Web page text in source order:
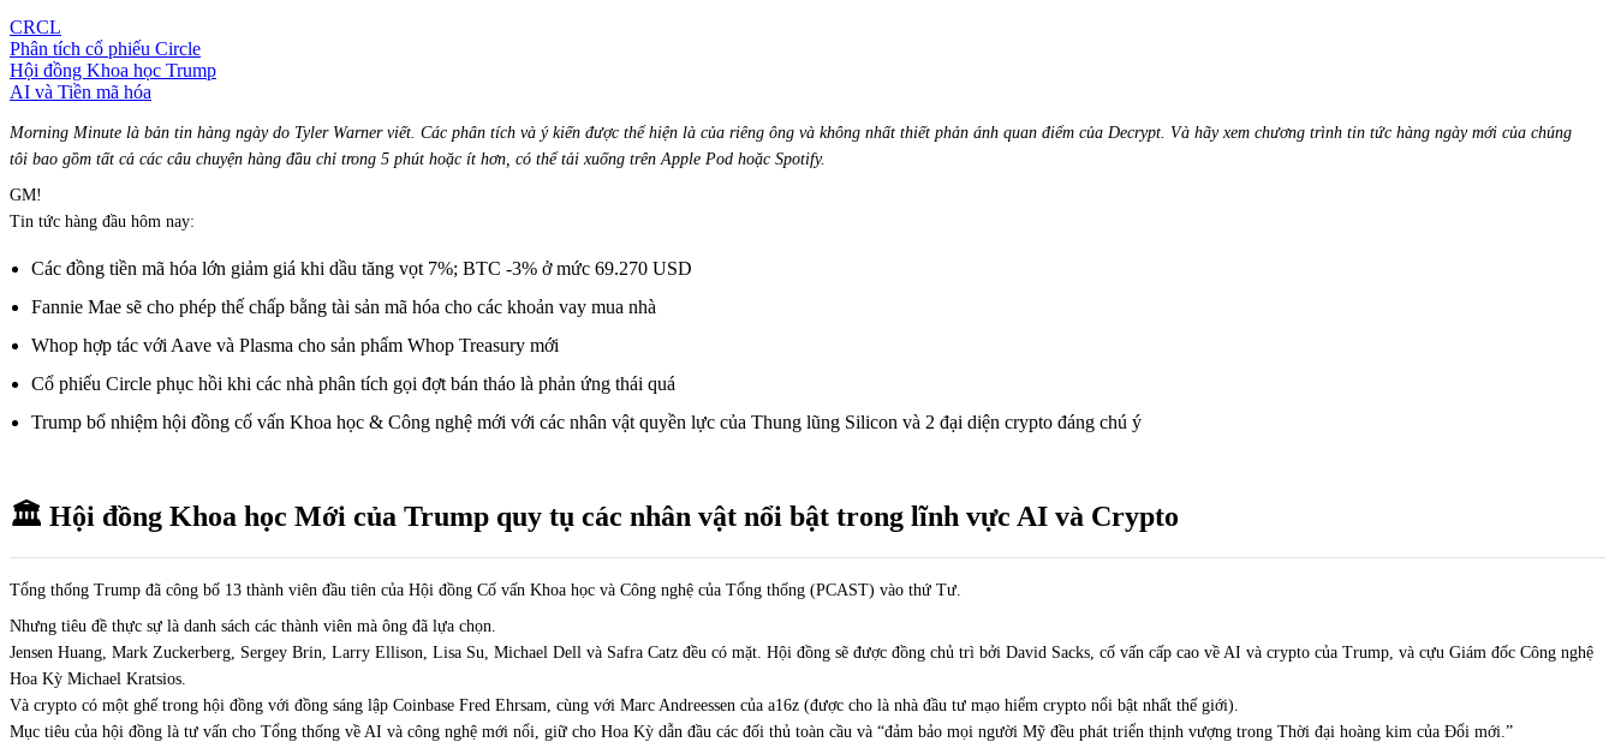
CRCL
Phân tích cổ phiếu Circle
Hội đồng Khoa học Trump
AI và Tiền mã hóa
Morning Minute là bản tin hàng ngày do Tyler Warnerviết. Các phân tích và ý kiến được thể hiện là của riêng ông và không nhất thiết phản ánh quan điểm của Decrypt. Và hãy xem chương trình tin tức hàng ngày mới của chúng
tôi bao gồm tất cả các câu chuyện hàng đầu chỉ trong 5 phút hoặc ít hơn, có thể tải xuống trên Apple Pod hoặc Spotify.
GM!
Tin tức hàng đầu hôm nay:
Các đồng tiền mã hóa lớn giảm giá khi dầu tăng vọt 7%; BTC -3% ở mức 69.270 USD
Fannie Mae sẽ cho phép thế chấp bằng tài sản mã hóa cho các khoản vay mua nhà
Whop hợp tác với Aave và Plasma cho sản phẩm Whop Treasury mới
Cổ phiếu Circle phục hồi khi các nhà phân tích gọi đợt bán tháo là phản ứng thái quá
Trump bổ nhiệm hội đồng cố vấn Khoa học & Công nghệ mới với các nhân vật quyền lực của Thung lũng Silicon và 2 đại diện crypto đáng chú ý
🏛️ Hội đồng Khoa học Mới của Trump quy tụ các nhân vật nổi bật trong lĩnh vực AI và Crypto
Tổng thống Trump đã công bố 13 thành viên đầu tiên của Hội đồng Cố vấn Khoa học và Công nghệ của Tổng thống (PCAST) vào thứ Tư.
Nhưng tiêu đề thực sự là danh sách các thành viên mà ông đã lựa chọn.
Jensen Huang, Mark Zuckerberg, Sergey Brin, Larry Ellison, Lisa Su, Michael Dell và Safra Catz đều có mặt. Hội đồng sẽ được đồng chủ trì bởi David Sacks, cố vấn cấp cao về AI và crypto của Trump, và cựu Giám đốc Công nghệ
Hoa Kỳ Michael Kratsios.
Và crypto có một ghế trong hội đồng với đồng sáng lập Coinbase Fred Ehrsam, cùng với Marc Andreessen của a16z (được cho là nhà đầu tư mạo hiểm crypto nổi bật nhất thế giới).
Mục tiêu của hội đồng là tư vấn cho Tổng thống về AI và công nghệ mới nổi, giữ cho Hoa Kỳ dẫn đầu các đối thủ toàn cầu và “đảm bảo mọi người Mỹ đều phát triển thịnh vượng trong Thời đại hoàng kim của Đổi mới.”